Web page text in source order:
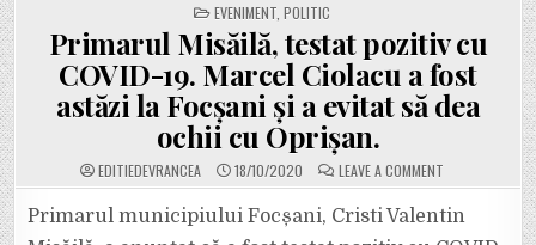
POSTED
IN
EVENIMENT POLITIC
Primarul Misăilă, testat pozitiv cu
COVID-19. Marcel Ciolacu a fost
astăzi la Focșani și a evitat să dea
ochii cu Oprișan.
EDITIEDEVRANCEA 18/10/2020 LEAVE A COMMENT
PRIMARUL
TESTAT
POZITIV
CU
Primarul municipiului Focșani, Cristi Valentin